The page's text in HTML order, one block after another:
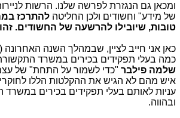
ומכאן גם הנגזרת לפרשה שלנו. הרשות
של מידע" וחשודים ולכן החליטה להתרכז
טובות, שיובילו להרשעה של החשודים.
כאן אני חייב לציין, שבמהלך השנה האחרונה
כמה בעלי תפקידים בכירים במשרד
שלמה פילבר "כדי לשמור על התחת" של
איש מהם לא הגיש את ההקלטות הללו
עניות לאותם בעלי תפקידים בכירים
ובהווה.